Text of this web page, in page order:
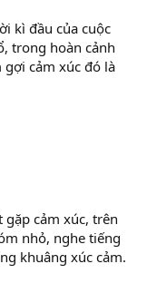
kì đầu của cuộc
trong hoàn cảnh
cảm xúc đó là
cảm xúc, trên
nhỏ, nghe tiếng
khuâng xúc cảm.